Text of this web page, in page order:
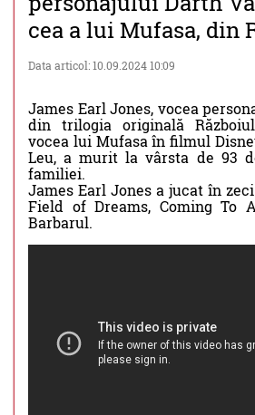
cea a lui Mufasa, din
Data articol: 10.09.2024 10:09
James Earl Jones, vocea
din trilogia originală
vocea lui Mufasa în filmul
Leu, a murit la vârsta de 93
familiei.
James Earl Jones a jucat în
Field of Dreams, Coming To
Barbarul.